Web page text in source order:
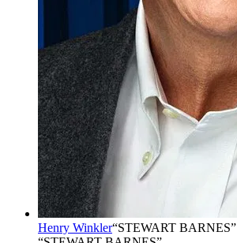
Henry Winkler“STEWART BARNES”